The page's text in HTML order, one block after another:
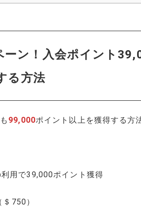
ン！入会ポイント
る方法
99,000ポイント以上を獲得する方
用で39,000ポイント獲得
750）